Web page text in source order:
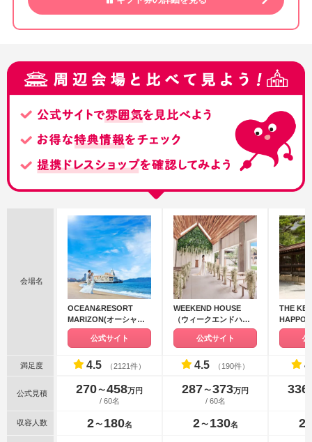
会場名
OCEAN&RESORT
MARIZON(オーシャン
＆リゾート マリゾン)
公式サイト
WEEKEND HOUSE
（ウィークエンドハウ
ス）
公式サイト
THE
HAPPO-
公
満足度 4.5 （2121件） 4.5 （190件）
公式見積 270〜458万円
/ 60名
287〜373万円
/ 60名
336
収容人数 2 〜 180名 2 〜 130名 2